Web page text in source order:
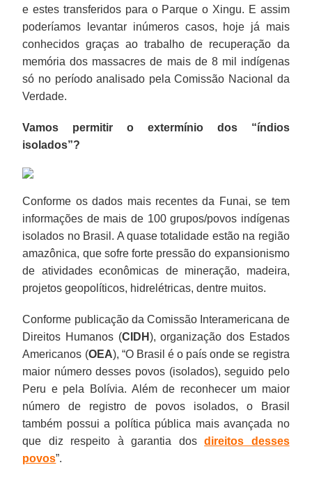
e estes transferidos para o Parque o Xingu. E assim
poderíamos levantar inúmeros casos, hoje já mais
conhecidos graças ao trabalho de recuperação da
memória dos massacres de mais de 8 mil indígenas
só no período analisado pela Comissão Nacional da
Verdade.
Vamos permitir o extermínio dos “índios
isolados”?
Conforme os dados mais recentes da Funai, se tem
informações de mais de 100 grupos/povos indígenas
isolados no Brasil. A quase totalidade estão na região
amazônica, que sofre forte pressão do expansionismo
de atividades econômicas de mineração, madeira,
projetos geopolíticos, hidrelétricas, dentre muitos.
Conforme publicação da Comissão Interamericana de
Direitos Humanos (CIDH), organização dos Estados
Americanos (OEA), “O Brasil é o país onde se registra
maior número desses povos (isolados), seguido pelo
Peru e pela Bolívia. Além de reconhecer um maior
número de registro de povos isolados, o Brasil
também possui a política pública mais avançada no
que diz respeito à garantia dosdireitos desses
povos”.